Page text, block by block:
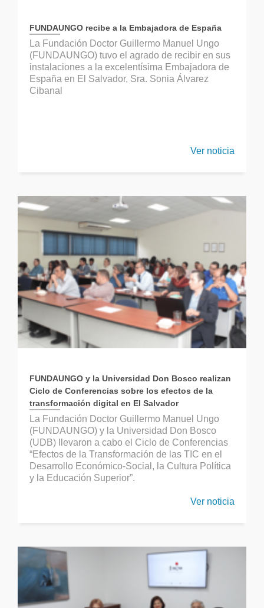
FUNDAUNGO recibe a la Embajadora de España
La Fundación Doctor Guillermo Manuel Ungo
(FUNDAUNGO) tuvo el agrado de recibir en sus
instalaciones a la excelentísima Embajadora de
España en El Salvador, Sra. Sonia Álvarez
Cibanal
Ver noticia
FUNDAUNGO y la Universidad Don Bosco realizan
Ciclo de Conferencias sobre los efectos de la
transformación digital en El Salvador
La Fundación Doctor Guillermo Manuel Ungo
(FUNDAUNGO) y la Universidad Don Bosco
(UDB) llevaron a cabo el Ciclo de Conferencias
“Efectos de la Transformación de las TIC en el
Desarrollo Económico-Social, la Cultura Política
y la Educación Superior”.
Ver noticia